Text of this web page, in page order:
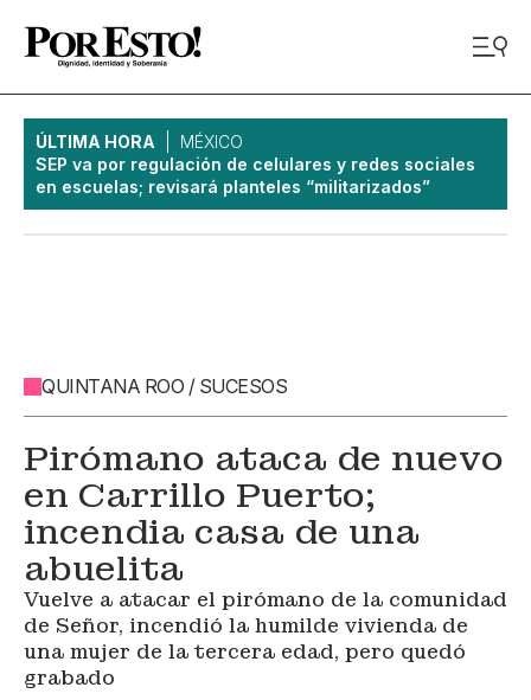
ÚLTIMA HORA
MÉXICO
SEP va por regulación de celulares y redes sociales
en escuelas; revisará planteles “militarizados”
QUINTANA ROO / SUCESOS
Pirómano ataca de nuevo
en Carrillo Puerto;
incendia casa de una
abuelita
Vuelve a atacar el pirómano de la comunidad
de Señor, incendió la humilde vivienda de
una mujer de la tercera edad, pero quedó
grabado